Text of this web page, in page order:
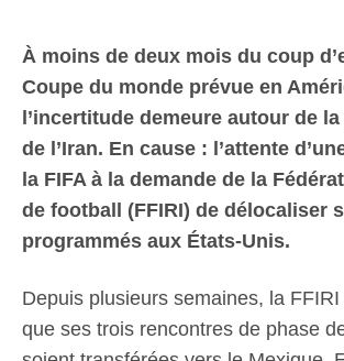
À moins de deux mois du coup
Coupe du monde prévue en
l’incertitude demeure autour de
de l’Iran. En cause : l’attente
la FIFA à la demande de la
de football (FFIRI) de délocaliser
programmés aux États-Unis.
Depuis plusieurs semaines, la
que ses trois rencontres de phase